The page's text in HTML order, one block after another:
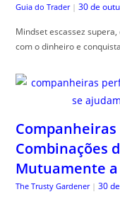
Guia do Trader | 30 de
Mindset escassez
com o dinheiro e
Combinações
Mutuamente
The Trusty Gardener | 30